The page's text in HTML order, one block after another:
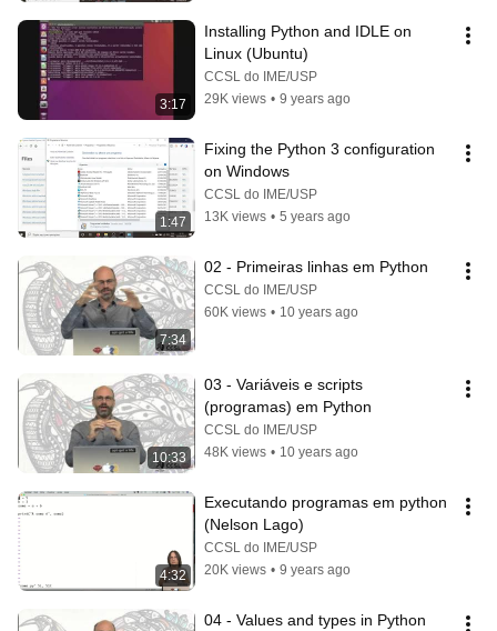
3:17
Installing Python and IDLE on
Linux (Ubuntu)
CCSL do IME/USP
29K views • 9 years ago
1:47
Fixing the Python 3 configuration
on Windows
CCSL do IME/USP
13K views • 5 years ago
7:34
02 - Primeiras linhas em Python
CCSL do IME/USP
60K views • 10 years ago
10:33
03 - Variáveis e scripts
(programas) em Python
CCSL do IME/USP
48K views • 10 years ago
4:32
Executando programas em python
(Nelson Lago)
CCSL do IME/USP
20K views • 9 years ago
04 - Values ​​and types in Python